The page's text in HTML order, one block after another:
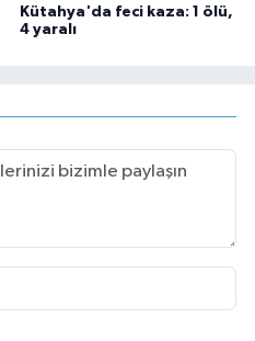
Kütahya'da feci kaza: 1 ölü,
4 yaralı